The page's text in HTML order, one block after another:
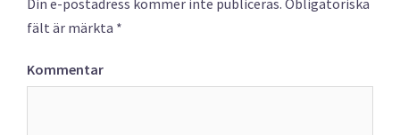
Din e-postadress kommer inte publiceras. Obligatoriska
fält är märkta *
Kommentar